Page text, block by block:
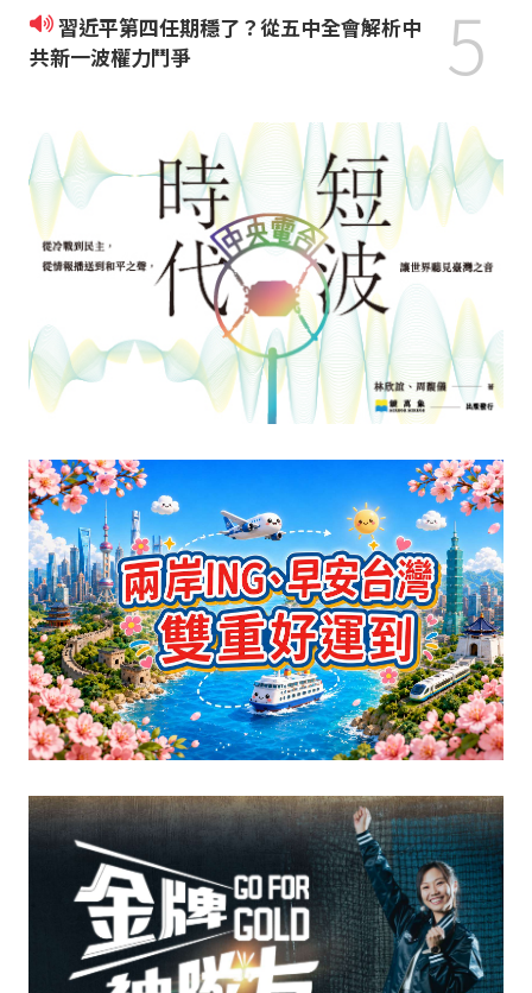
習近平第四任期穩了？從五中全會解析中
共新一波權力鬥爭
5